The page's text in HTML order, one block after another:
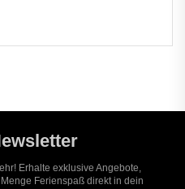
Erhalte exklusive Angebote,
Ferienspaß direkt in dein